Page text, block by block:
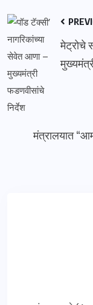
मेट्रोचे
मंत्रालयात